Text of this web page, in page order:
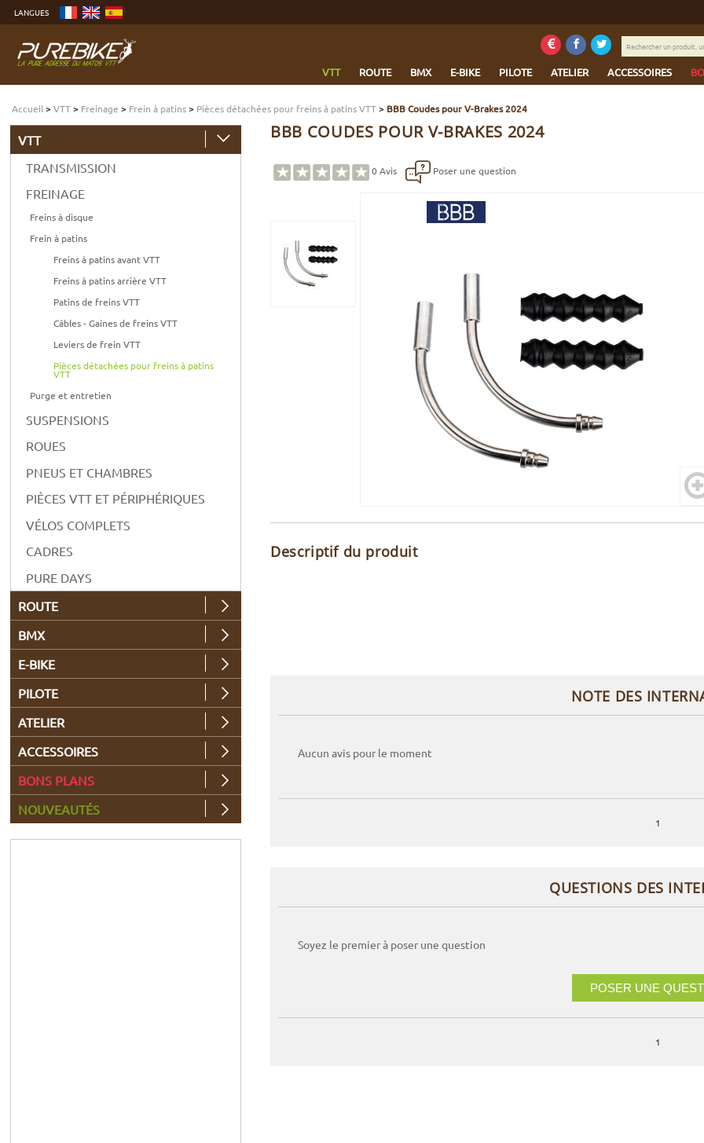
contenu
menu
Aller
LANGUES
VTT ROUTE BMX E-BIKE PILOTE ATELIER ACCESSOIRES
Rechercher
un
une
marque...
Accueil >VTT> Freinage > Frein à patins> Pièces détachées pour freins à patins VTT> BBB Coudes pour V-Brakes 2024
BBB COUDES POUR V-BRAKES 2024
0 Avis Poser une question
Descriptif du produit
NOTE DES
Aucun avis pour le moment
1
QUESTIONS DES
Soyez le premier à poser une question
POSER UNE
1
VTT
TRANSMISSION
FREINAGE
Freins à disque
Frein à patins
Freins à patins avant VTT
Freins à patins arrière VTT
Patins de freins VTT
Câbles - Gaines de freins VTT
Leviers de frein VTT
Pièces détachées pour freins à patins
VTT
Purge et entretien
SUSPENSIONS
ROUES
PNEUS ET CHAMBRES
PIÈCES VTT ET PÉRIPHÉRIQUES
VÉLOS COMPLETS
CADRES
PURE DAYS
ROUTE
BMX
E-BIKE
PILOTE
ATELIER
ACCESSOIRES
BONS PLANS
NOUVEAUTÉS